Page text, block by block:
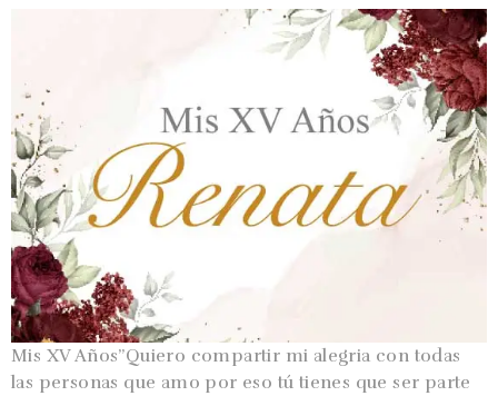
Mis XV Años”Quiero compartir mi alegria con todas
las personas que amo por eso tú tienes que ser parte